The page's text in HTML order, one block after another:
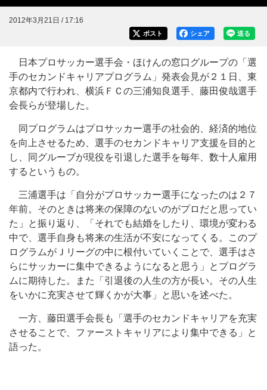
2012年3月21日 / 17:16
送る
シェア
ポスト
日本プロサッカー選手会・ほけんの窓口グループの「選
手のセカンドキャリアプログラム」発表会見が２１日、東
京都内で行われ、横浜ＦＣの三浦知良選手、藤田俊哉選手
会長らが登場した。
同プログラムはプロサッカー選手の社会的、経済的地位
を向上させるため、選手のセカンドキャリア支援を目的と
し、同グルーブが現役を引退した選手を毎年、数十人雇用
するというもの。
三浦選手は「自分がプロサッカー選手になったのは２７
年前。そのときは将来の保障のないのがプロだと思ってい
た」と振り返り、「それでも結婚をしたり、環境が変わる
中で、選手自身も将来の生活が不安になってくる。このプ
ログラムがＪリーグの中に根付いていくことで、選手はさ
らにサッカーに集中できるようになると思う」とプログラ
ムに期待した。また「引退後の人生の方が長い。その人生
をいかに充実させて輝くかが大事」と思いを述べた。
一方、藤田選手会長も「選手のセカンドキャリアを充実
させることで、ファーストキャリアにより集中できる」と
語った。